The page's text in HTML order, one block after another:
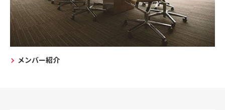
メンバー紹介